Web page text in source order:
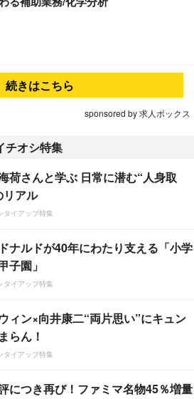
続きはこちら
sponsored by 求人ボックス
チオシ特集
荷さんと学ぶ 日常に潜む“人身取
リアル
タイアップ特集
ナルドが40年にわたり支える「小学
子園」
タイアップ特集
ィン×向井康二“両片思い”にキュン
らん！
タイアップ特集
につき再び！ファミマ名物45％増量